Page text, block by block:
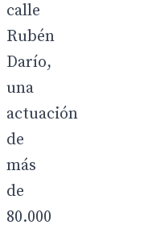
calle
Rubén
Darío,
una
actuación
de
más
de
80.000